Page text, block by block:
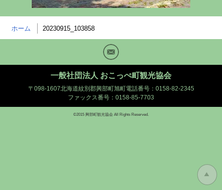
ホーム 20230915_103858
Mail
一般社団法人 おこっぺ町観光協会
〒098-1607北海道紋別郡興部町旭町電話番号：0158-82-2345
ファックス番号：0158-85-7703
©2015 興部町観光協会 All Rights Reserved.